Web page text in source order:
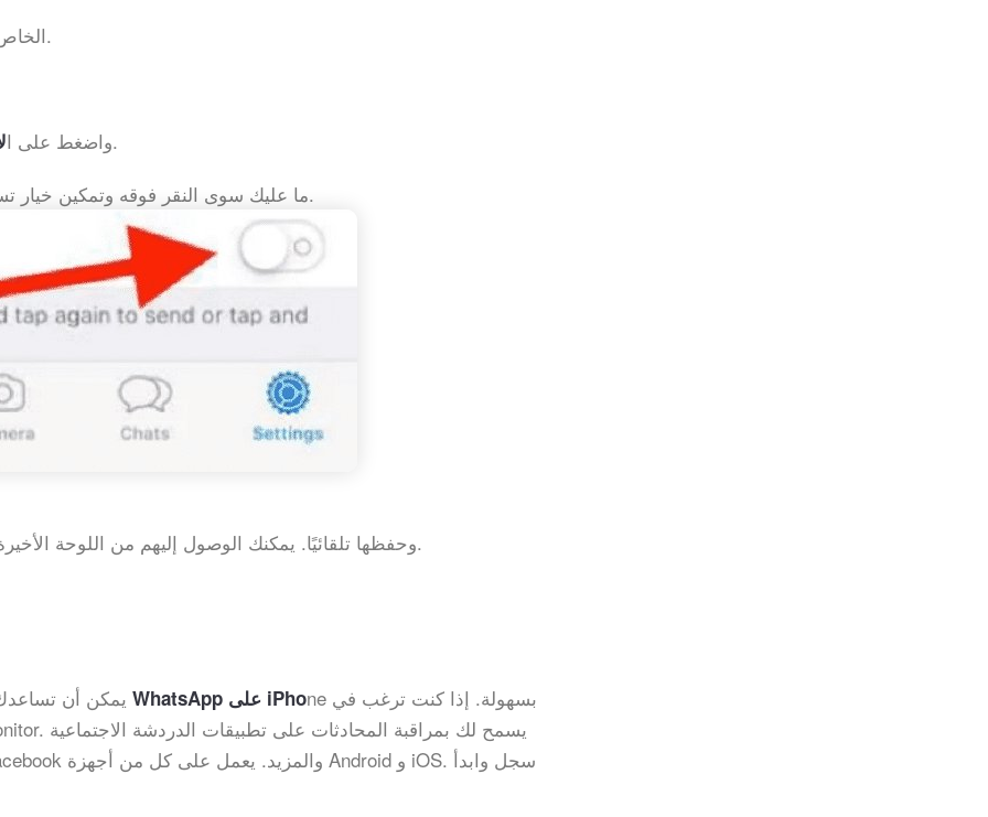
جهاز iPhone الخاص بك.
بعد تثبيت Watusi ، افتح Whatsapp ، واضغط على ا.
tusi. ما عليك سوى النقر فوقه وتمكين خيار تسجيل المكالمات.
الآن سيتم تسجيل جميع مكالمات WhatsApp وحفظها تلقائيًا. يمكنك الوصول إليهم من اللوحة الأخيرة.
يمكن أن تساعدك ه في تسجيل مكالمات WhatsApp على iPhone بسهولة. إذا كنت ترغب في